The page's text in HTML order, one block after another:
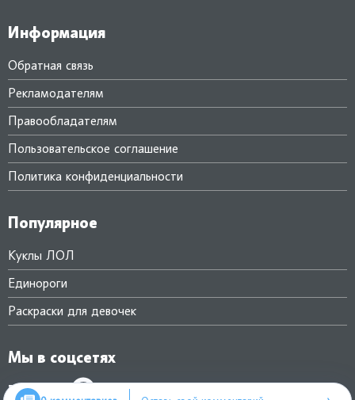
Информация
Обратная связь
Рекламодателям
Правообладателям
Пользовательское соглашение
Политика конфиденциальности
Популярное
Куклы ЛОЛ
Единороги
Раскраски для девочек
Мы в соцсетях